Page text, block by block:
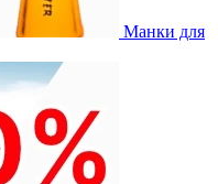
Манки для